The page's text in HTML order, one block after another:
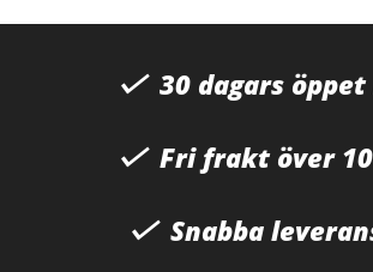
30 dagars
Fri frakt över
Snabba